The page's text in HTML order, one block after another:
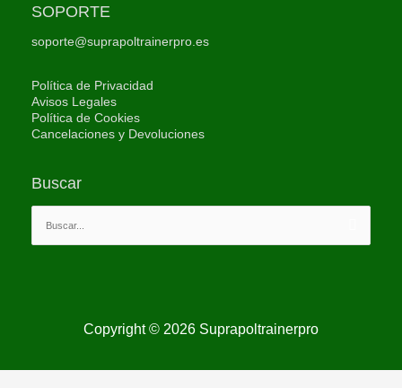
SOPORTE
soporte@suprapoltrainerpro.es
Política de Privacidad
Avisos Legales
Política de Cookies
Cancelaciones y Devoluciones
Buscar
Buscar
por:
Copyright © 2026 Suprapoltrainerpro